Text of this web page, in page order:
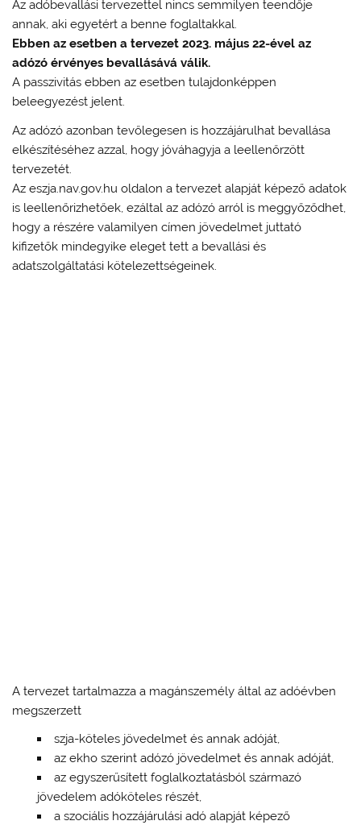
Az adóbevallási tervezettel nincs semmilyen teendője
annak, aki egyetért a benne foglaltakkal.
Ebben az esetben a tervezet 2023. május 22-ével az
adózó érvényes bevallásává válik.
A passzivitás ebben az esetben tulajdonképpen
beleegyezést jelent.
Az adózó azonban tevőlegesen is hozzájárulhat bevallása
elkészítéséhez azzal, hogy jóváhagyja a leellenőrzött
tervezetét.
Az eszja.nav.gov.hu oldalon a tervezet alapját képező adatok
is leellenőrizhetőek, ezáltal az adózó arról is meggyőződhet,
hogy a részére valamilyen címen jövedelmet juttató
kifizetők mindegyike eleget tett a bevallási és
adatszolgáltatási kötelezettségeinek.
A tervezet tartalmazza a magánszemély által az adóévben
megszerzett
szja-köteles jövedelmet és annak adóját,
az ekho szerint adózó jövedelmet és annak adóját,
az egyszerűsített foglalkoztatásból származó
jövedelem adóköteles részét,
a szociális hozzájárulási adó alapját képező